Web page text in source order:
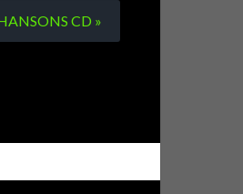
CD »